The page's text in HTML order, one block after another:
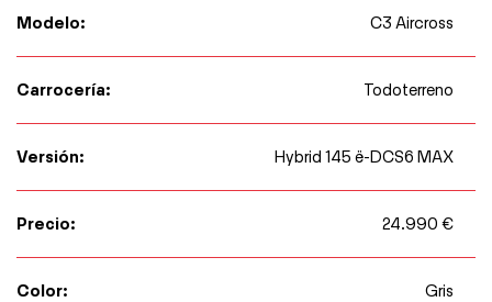
Modelo: C3 Aircross
Carrocería: Todoterreno
Versión: Hybrid 145 ë-DCS6 MAX
Precio: 24.990 €
Color: Gris